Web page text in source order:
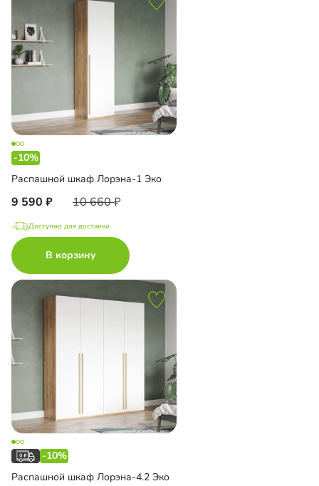
-10%
Распашной шкаф Лорэна-1 Эко
9 590 10 660
Доступно для доставки
В корзину
-10%
Распашной шкаф Лорэна-4.2 Эко